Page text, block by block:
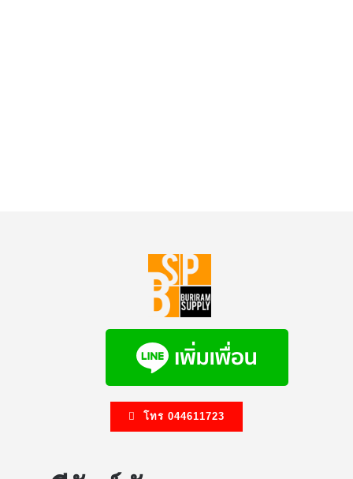
โทร 044611723